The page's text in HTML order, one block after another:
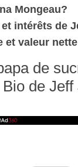
Mongeau?
intérêts de
et valeur nette
de
de